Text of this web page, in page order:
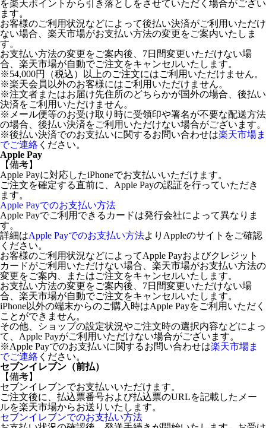
を楽天ポイントから引き落としをさせていただく場合がござい
ます。
お客様のご利用状況などによって後払い決済がご利用いただけ
ない場合、楽天市場がお支払い方法の変更をご案内いたしま
す。
お支払い方法の変更をご案内後、7日間変更いただけない場
合、楽天市場が自動でご注文をキャンセルいたします。
※54,000円（税込）以上のご注文にはご利用いただけません。
※楽天会員以外のお客様にはご利用いただけません。
※注文者またはお届け先住所のどちらかが国外の場合、後払い
決済をご利用いただけません。
※メール便等のお受け取り時に受領印や署名が不要な配送方法
の場合、後払い決済をご利用いただけない場合がございます。
※後払い決済でのお支払いに関するお問い合わせは楽天市場ま
でご連絡 ください。
Apple Pay
【備考】
Apple Payに対応したiPhoneでお支払いいただけます。
ご注文を確定する直前に、Apple Payの認証を行っていただき
ます。
Apple Payでのお支払い方法
Apple Payでご利用できるカードは発行会社によって異なりま
す。
詳細はApple Payでのお支払い方法よりAppleのサイトをご確認
ください。
お客様のご利用状況などによってApple Payおよびクレジット
カードがご利用いただけない場合、楽天市場がお支払い方法の
変更をご案内、またはご注文をキャンセルいたします。
お支払い方法の変更をご案内後、7日間変更いただけない場
合、楽天市場が自動でご注文をキャンセルいたします。
iPhone以外の端末からのご購入時はApple Payをご利用いただく
ことができません。
その他、ショップの設定状況やご注文時の選択内容などによっ
て、Apple Payがご利用いただけない場合がございます。
※Apple Payでのお支払いに関するお問い合わせは楽天市場ま
でご連絡 ください。
セブンイレブン（前払）
【備考】
セブンイレブンでお支払いいただけます。
ご注文後に、払込票番号および払込票のURLを記載したメー
ルを楽天市場からお送りいたします。
セブンイレブンでのお支払い方法